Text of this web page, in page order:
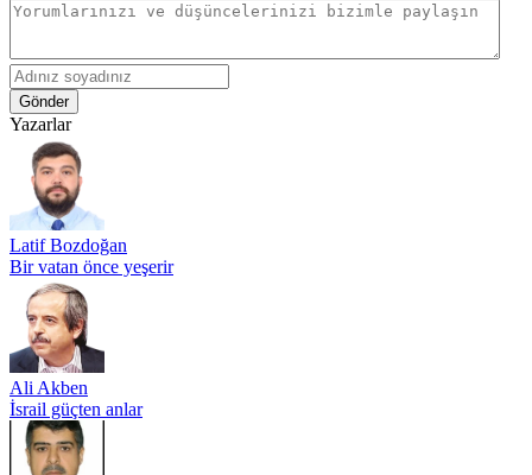
Gönder
Yazarlar
Latif Bozdoğan
Bir vatan önce yeşerir
Ali Akben
İsrail güçten anlar